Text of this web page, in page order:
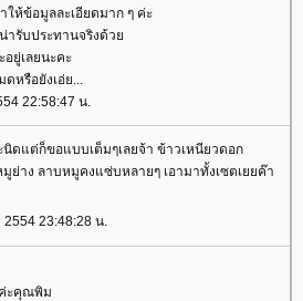
ห้ข้อมูลละเอียดมาก ๆ ค่ะ
ารับประทานจริงด้ว
ยู่เลยนะคะ
หรือยังเอ่ย...
22:58:47 น.
ดแต่ก็ขอแบบเต็มๆเลยจ้า ข้าวเหนียวดอก
าง ลาบหมูคงแซ่บหลายๆ เอามาทั้งเซตเยยค๊า
23:48:28 น.
ะคุณพิม